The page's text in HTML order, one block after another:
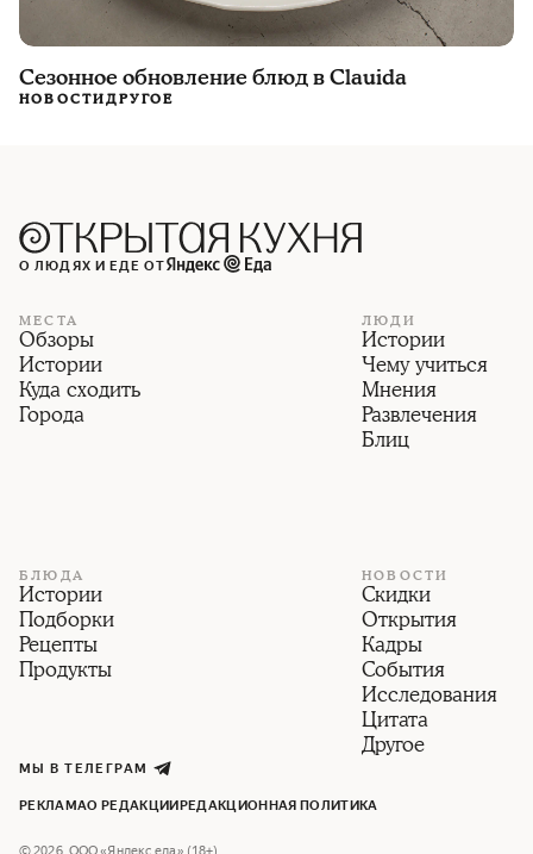
Сезонное обновление блюд в Clauida
НОВОСТИДРУГОЕ
О ЛЮДЯХ И ЕДЕ ОТ
МЕСТА
Обзоры
Истории
Куда сходить
Города
ЛЮДИ
Истории
Чему учиться
Мнения
Развлечения
Блиц
БЛЮДА
Истории
Подборки
Рецепты
Продукты
НОВОСТИ
Скидки
Открытия
Кадры
События
Исследования
Цитата
Другое
МЫ В ТЕЛЕГРАМ
РЕКЛАМАО РЕДАКЦИИ РЕДАКЦИОННАЯ ПОЛИТИКА